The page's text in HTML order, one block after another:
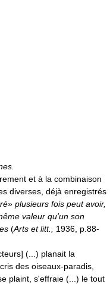
et à la combinaison
diverses, déjà enregistrés
plusieurs fois peut avoir,
valeur qu'un son
(Arts et litt., 1936, p.88-
(...) planait la
des oiseaux-paradis,
plaint, s'effraie (...) le tout